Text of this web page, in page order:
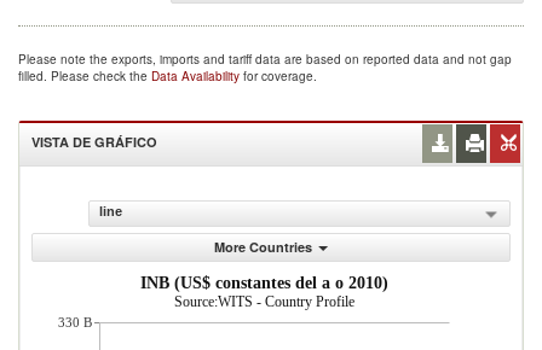
Please note the exports, imports and tariff data are based on reported data and not gap
filled. Please check the Data Availability for coverage.
VISTA DE GRÁFICO
line
More Countries
INB (US$ constantes del a o 2010)
Source:WITS - Country Profile
330 B